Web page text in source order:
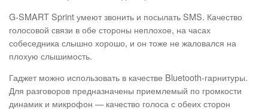
G-SMART Sprint умеют звонить и посылать SMS. Качество
голосовой связи в обе стороны неплохое, на часах
собеседника слышно хорошо, и он тоже не жаловался на
плохую слышимость.
Гаджет можно использовать в качестве Bluetooth-гарнитуры.
Для разговоров предназначены приемлемый по громкости
динамик и микрофон — качество голоса с обеих сторон